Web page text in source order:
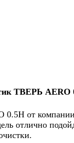
ТВЕРЬ
от
отлично